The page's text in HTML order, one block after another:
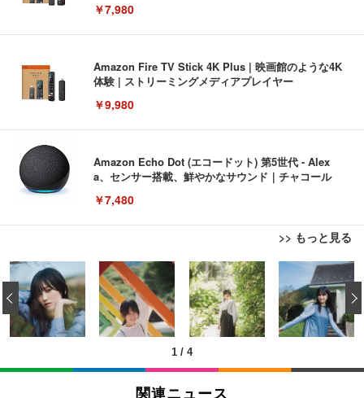
￥7,980
Amazon Fire TV Stick 4K Plus | 映画館のような4K
体験 | ストリーミングメディアプレイヤー
￥9,980
Amazon Echo Dot (エコードット) 第5世代 - Alex
a、センサー搭載、鮮やかなサウンド｜チャコール
￥7,480
>> もっと見る
[EdoErgo] オフィスチェア 椅子 テレワーク 疲れな
い 跳ね上げ式アームレスト コンパクト 約105度ロッ
キング pc 事務椅子 360度回転 座面昇降 強化ナイロ
ン樹脂ベース 通気性メッシュ 在宅ワーク H-WY01
(黒網+黒枠+黒足)
￥5,699
SIHOO B100 オフィスチェア／デスクチェア メッシ
ュチェア 人間工学 疲れない ブラック
EIZO ビジネス向けプレミアムモニター | FlexScan
EV3240X-WT | 31.5型4K UHD・USB Type-C・ホワ
イト
￥105,595
EIZO ビジネス向けプレミアムモニター | FlexScan
Amazonベーシック ペットシーツ 薄型 レギュラー 1
回使い捨て 無香料 ホワイト 300枚
￥3,373
Amazonベーシック ペットシーツ 厚型 ワイド 42枚
x2袋(84枚) ホワイト(吸収面:ライトブルー)
1 / 4
‹
関連ニュース